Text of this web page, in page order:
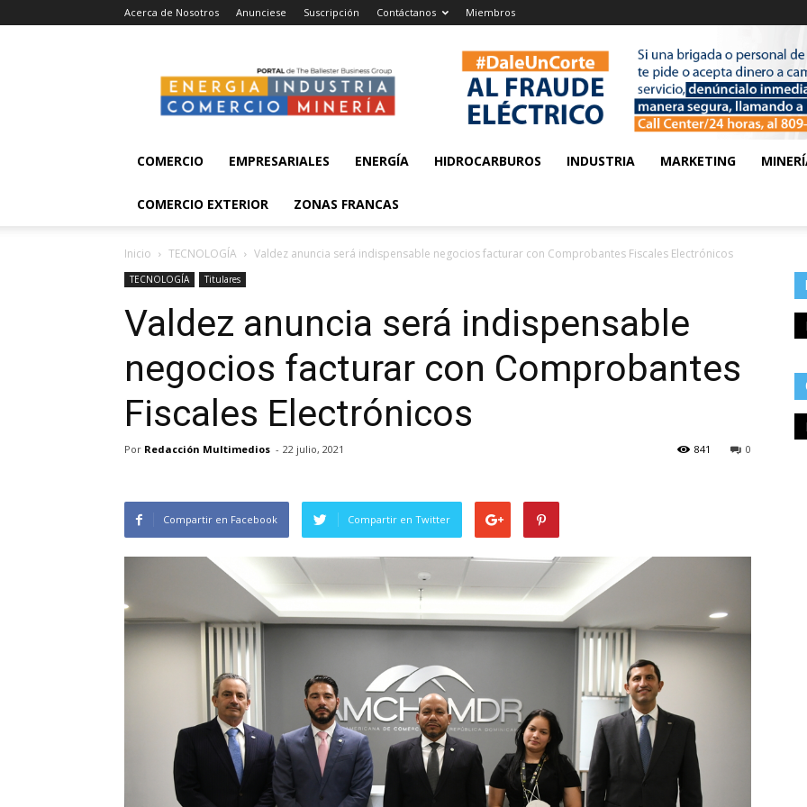
Acerca de Nosotros Anunciese Suscripción Contáctanos Miembros
Industria,
Comercio
y
COMERCIO
EMPRESARIALES ENERGÍA HIDROCARBUROS INDUSTRIA MARKETING
COMERCIO EXTERIOR ZONAS FRANCAS
Inicio TECNOLOGÍA Valdez anuncia será indispensable negocios facturar con Comprobantes Fiscales Electrónicos
TECNOLOGÍA Titulares
Valdez anuncia será indispensable
negocios facturar con Comprobantes
Fiscales Electrónicos
Por Redacción Multimedios - 22 julio, 2021 0
841
Compartir en Facebook Compartir en Twitter